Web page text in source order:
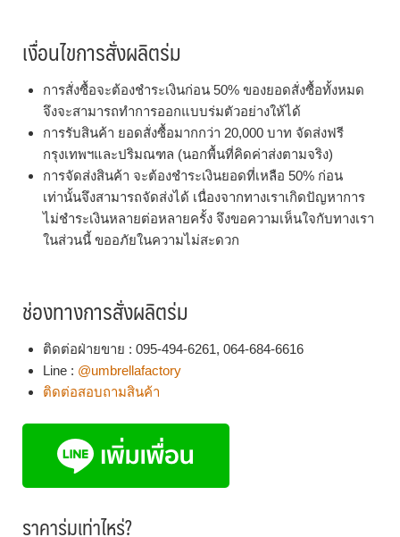
เงื่อนไขการสั่งผลิตร่ม
การสั่งซื้อจะต้องชำระเงินก่อน 50% ของยอดสั่งซื้อทั้งหมด
จึงจะสามารถทำการออกแบบร่มตัวอย่างให้ได้
การรับสินค้า ยอดสั่งซื้อมากกว่า 20,000 บาท จัดส่งฟรี
กรุงเทพฯและปริมณฑล (นอกพื้นที่คิดค่าส่งตามจริง)
การจัดส่งสินค้า จะต้องชำระเงินยอดที่เหลือ 50% ก่อน
เท่านั้นจึงสามารถจัดส่งได้ เนื่องจากทางเราเกิดปัญหาการ
ไม่ชำระเงินหลายต่อหลายครั้ง จึงขอความเห็นใจกับทางเรา
ในส่วนนี้ ขออภัยในความไม่สะดวก
ช่องทางการสั่งผลิตร่ม
ติดต่อฝ่ายขาย : 095-494-6261, 064-684-6616
Line : @umbrellafactory
ติดต่อสอบถามสินค้า
ราคาร่มเท่าไหร่?